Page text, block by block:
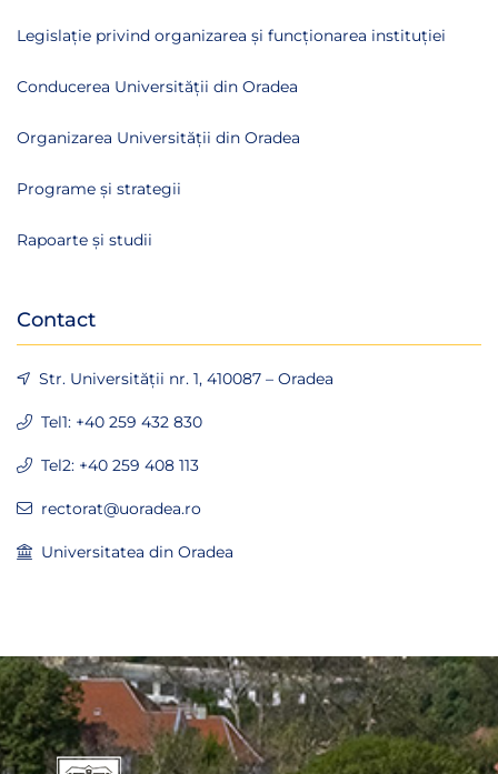
Legislație privind organizarea și funcționarea instituției
Conducerea Universității din Oradea
Organizarea Universității din Oradea
Programe și strategii
Rapoarte și studii
Contact
Str. Universității nr. 1, 410087 – Oradea
Tel1: +40 259 432 830
Tel2: +40 259 408 113
rectorat@uoradea.ro
Universitatea din Oradea